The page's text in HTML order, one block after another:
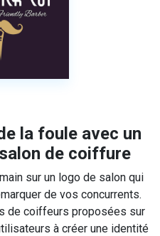
la foule avec un
de coiffure
sur un logo de salon qui
de vos concurrents.
de coiffeurs proposées sur
à créer une identité